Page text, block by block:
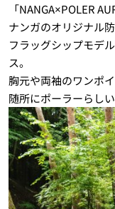
「NANGA×POLER
ナンガのオリジナル
フラッグシップモデ
ス。
胸元や両袖のワンポ
随所にポーラーらし